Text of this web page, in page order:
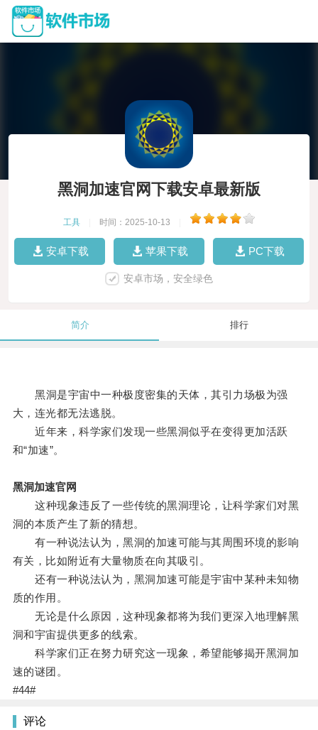
黑洞加速官网下载安卓最新版
工具 时间：2025-10-13
安卓下载 苹果下载 PC下载
安卓市场，安全绿色
简介 排行
黑洞是宇宙中一种极度密集的天体，其引力场极为强
大，连光都无法逃脱。
近年来，科学家们发现一些黑洞似乎在变得更加活跃
和“加速”。
黑洞加速官网
这种现象违反了一些传统的黑洞理论，让科学家们对黑
洞的本质产生了新的猜想。
有一种说法认为，黑洞的加速可能与其周围环境的影响
有关，比如附近有大量物质在向其吸引。
还有一种说法认为，黑洞加速可能是宇宙中某种未知物
质的作用。
无论是什么原因，这种现象都将为我们更深入地理解黑
洞和宇宙提供更多的线索。
科学家们正在努力研究这一现象，希望能够揭开黑洞加
速的谜团。
#44#
评论